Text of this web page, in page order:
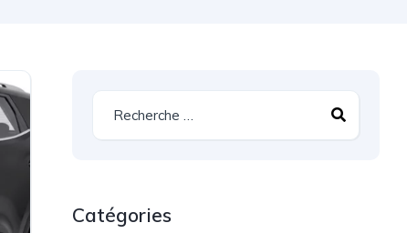
Catégories